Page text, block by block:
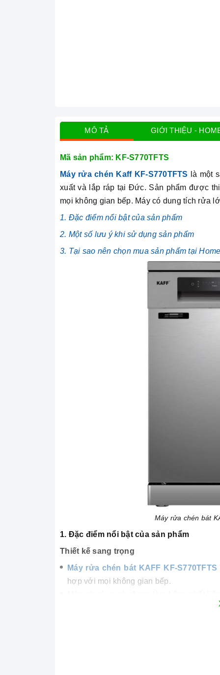
MÔ TẢ GIỚI THIỆU -
Mã sản phẩm: KF-S770TFTS
Máy rửa chén Kaff KF-S770TFTS là một
xuất và lắp ráp tại Đức. Sản phẩm được
mọi không gian bếp. Máy có dung tích rửa
1. Đặc điểm nổi bật của sản phẩm
2. Một số lưu ý khi sử dụng sản phẩm
3. Tại sao nên chọn mua sản phẩm tại
Máy rửa chén bát
1. Đặc điểm nổi bật của sản phẩm
Thiết kế sang trọng
Máy rửa chén bát KAFF KF-S770TFTS
hợp với mọi không gian bếp.